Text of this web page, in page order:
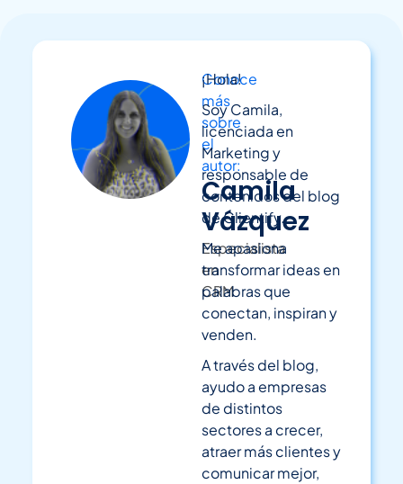
Conoce
más
sobre
el
autor:
Camila
Vázquez
Especialista
en
CRM
¡Hola!
Soy Camila,
licenciada en
Marketing y
responsable de
contenidos del blog
de Clientify.
Me apasiona
transformar ideas en
palabras que
conectan, inspiran y
venden.
A través del blog,
ayudo a empresas
de distintos
sectores a crecer,
atraer más clientes y
comunicar mejor,